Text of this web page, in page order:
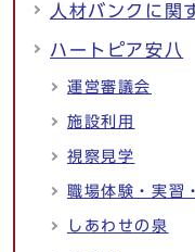
人材バンクに関
ハートピア安八
運営審議会
施設利用
視察見学
職場体験・実習
しあわせの泉